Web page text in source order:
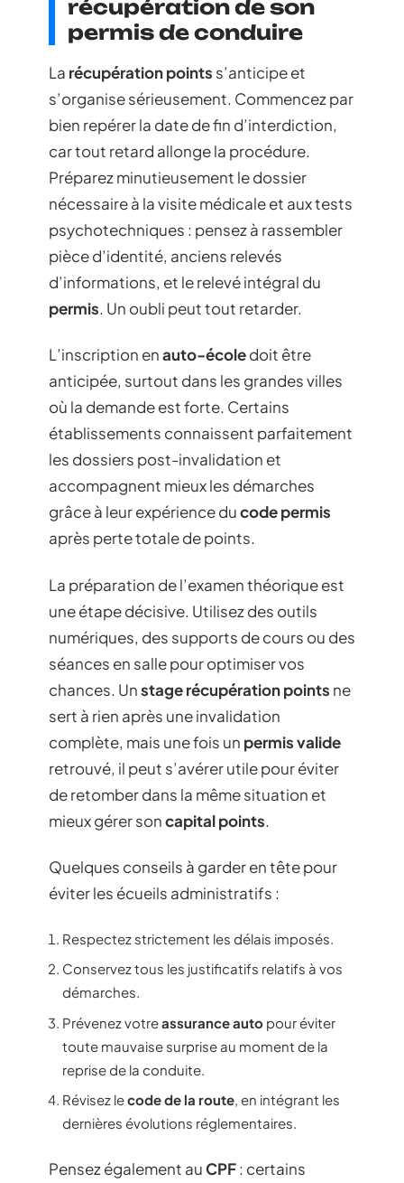
récupération de son
permis de conduire
La récupération points s’anticipe et
s’organise sérieusement. Commencez par
bien repérer la date de fin d’interdiction,
car tout retard allonge la procédure.
Préparez minutieusement le dossier
nécessaire à la visite médicale et aux tests
psychotechniques : pensez à rassembler
pièce d’identité, anciens relevés
d’informations, et le relevé intégral du
permis. Un oubli peut tout retarder.
L’inscription enauto-écoledoit être
anticipée, surtout dans les grandes villes
où la demande est forte. Certains
établissements connaissent parfaitement
les dossiers post-invalidation et
accompagnent mieux les démarches
grâce à leur expérience ducode permis
après perte totale de points.
La préparation de l’examen théorique est
une étape décisive. Utilisez des outils
numériques, des supports de cours ou des
séances en salle pour optimiser vos
chances. Unstage récupération points ne
sert à rien après une invalidation
complète, mais une fois un permis valide
retrouvé, il peut s’avérer utile pour éviter
de retomber dans la même situation et
mieux gérer soncapital points.
Quelques conseils à garder en tête pour
éviter les écueils administratifs :
Respectez strictement les délais imposés.
Conservez tous les justificatifs relatifs à vos
démarches.
Prévenez votreassurance auto pour éviter
toute mauvaise surprise au moment de la
reprise de la conduite.
Révisez lecode de la route, en intégrant les
dernières évolutions réglementaires.
Pensez également auCPF: certains